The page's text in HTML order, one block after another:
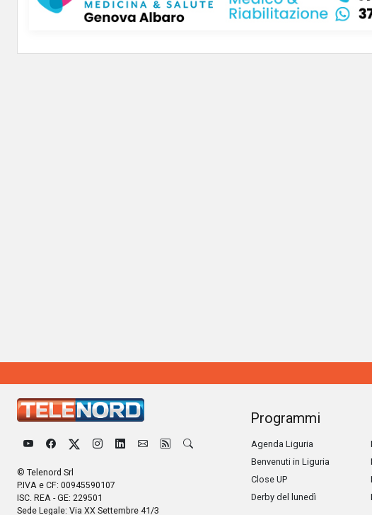
© Telenord Srl
P.IVA e CF: 00945590107
ISC. REA - GE: 229501
Sede Legale: Via XX Settembre 41/3
Programmi
Agenda Liguria
Benvenuti in Liguria
Close UP
Derby del lunedì